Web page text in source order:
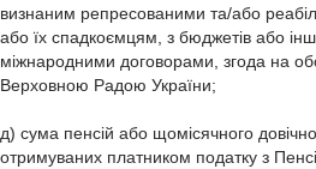
визнаним репресованими та/або
або їх спадкоємцям, з бюджетів або
міжнародними договорами, згода на
Верховною Радою України;
д) сума пенсій або щомісячного
отримуваних платником податку з